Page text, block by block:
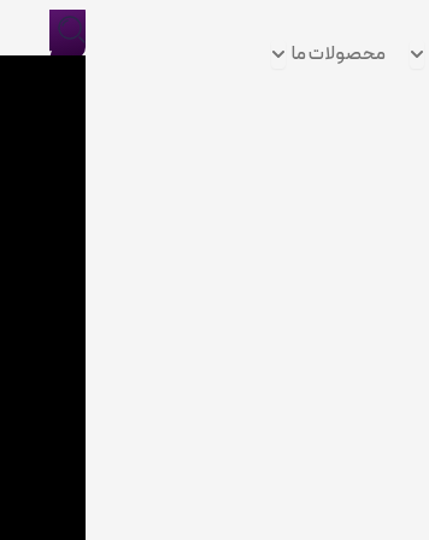
Open موضوعات مامحصولات ما Open محصولات ما
ورود/